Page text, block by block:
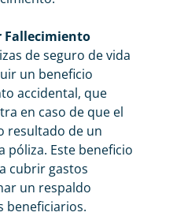
Fallecimiento
de seguro de vida
un beneficio
accidental, que
en caso de que el
resultado de un
póliza. Este beneficio
cubrir gastos
un respaldo
beneficiarios.